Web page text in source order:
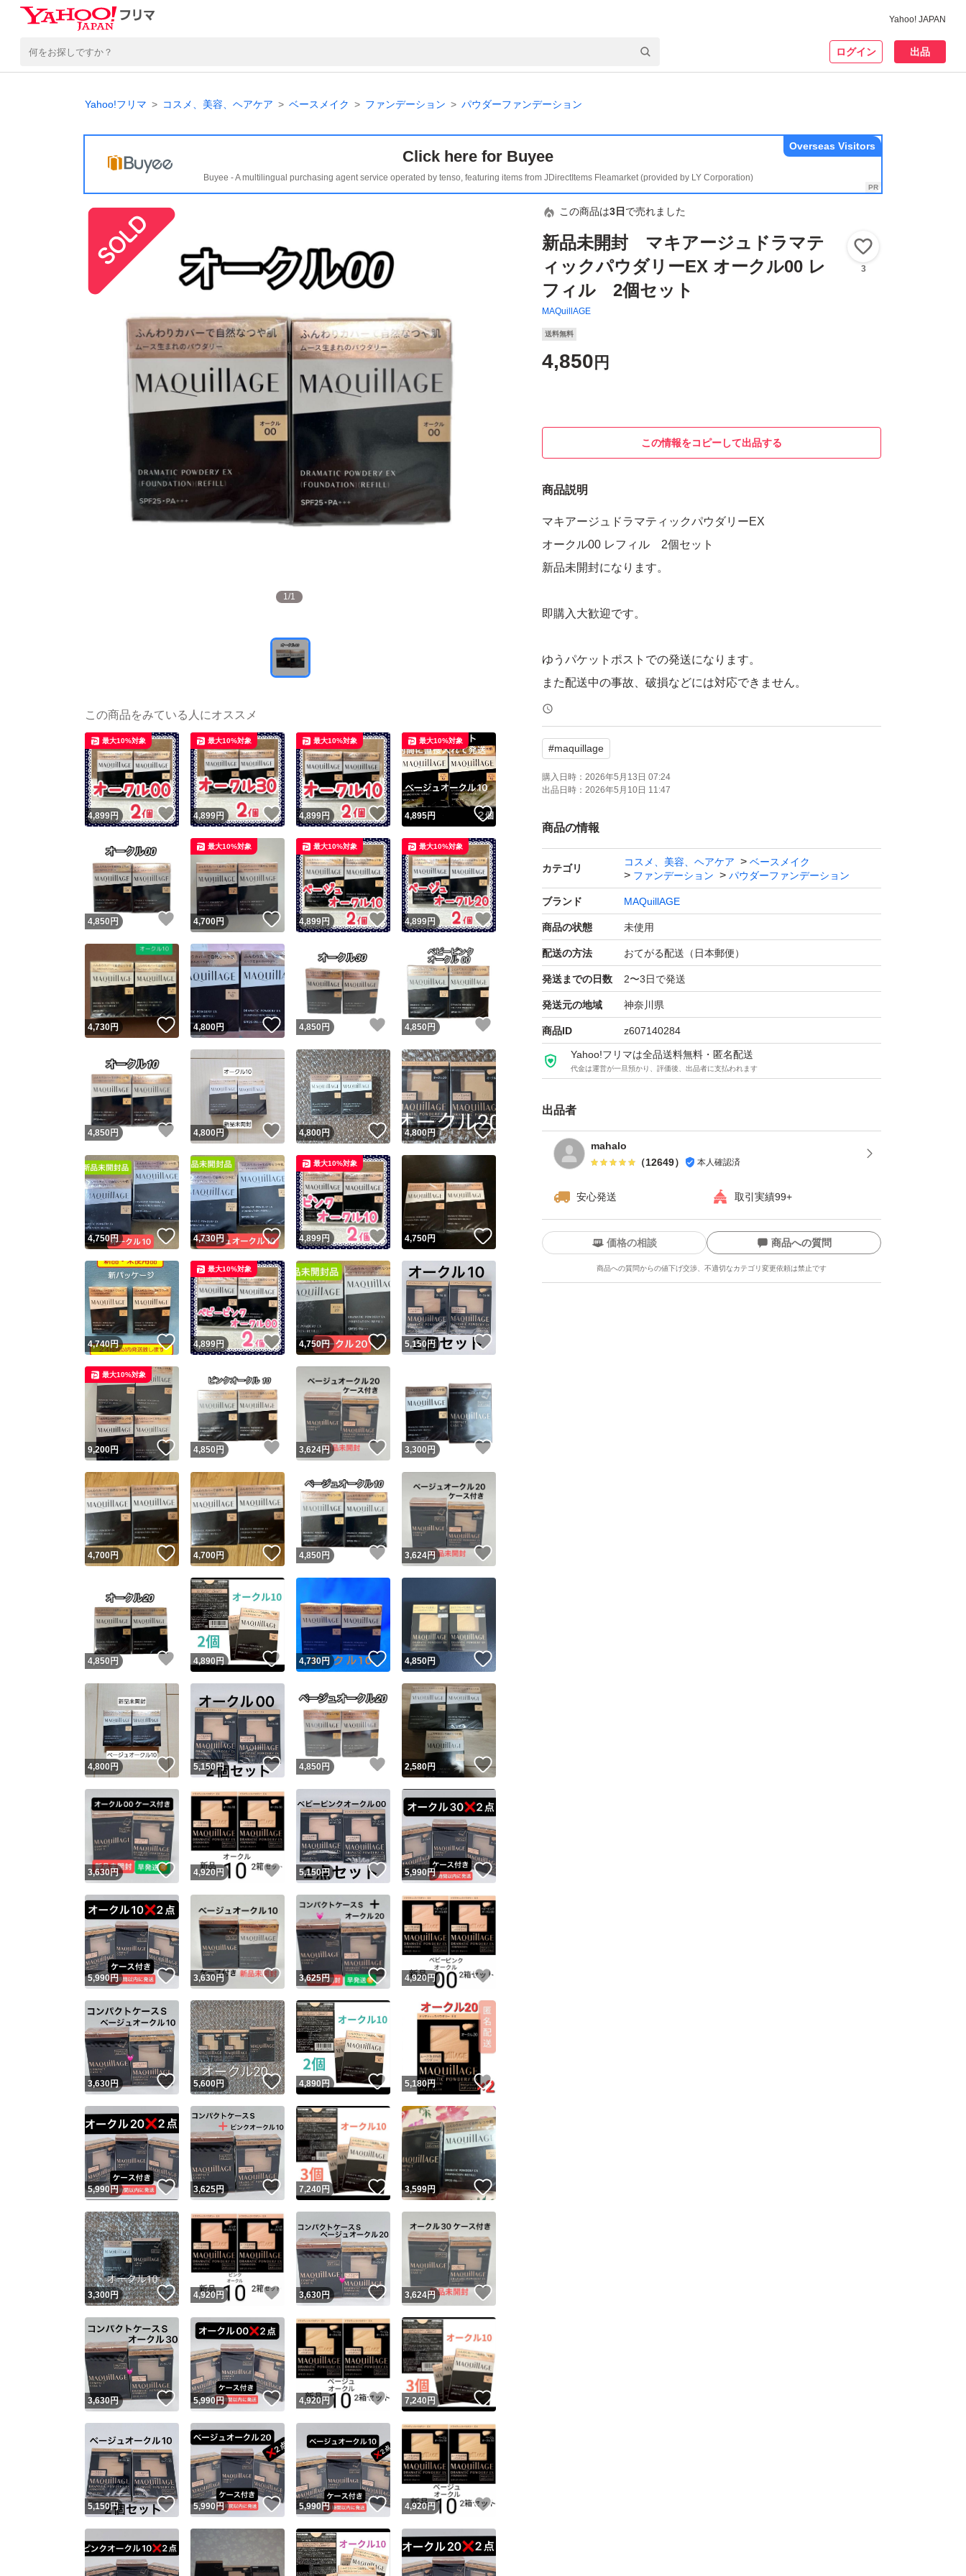
Yahoo! JAPAN
ログイン 出品
Yahoo!フリマ コスメ、美容、ヘアケア ベースメイク ファンデーション パウダーファンデーション
Click here for Buyee
Buyee - A multilingual purchasing agent service operated by tenso, featuring items from JDirectItems Fleamarket (provided by LY Corporation)
Overseas Visitors
1/1
この商品は3日 で売れました
新品未開封 マキアージュドラマテ
ィックパウダリーEX オークル00 レ
フィル 2個セット
MAQuillAGE
3
送料無料
4,850 円
この情報をコピーして出品する
商品説明
マキアージュドラマティックパウダリーEX
オークル00 レフィル 2個セット
新品未開封になります。
即購入大歓迎です。
ゆうパケットポストでの発送になります。
また配送中の事故、破損などには対応できません。
ご理解・ご了承よろしくお願い致します。
こちらの商品はお値下げ不可になります。
宜しくお願いいたします。
マキアージュ ドラマティックパウダリー EX オークル00 レフィル
#maquillage
購入日時： 2026年5月13日 07:24
出品日時： 2026年5月10日 11:47
商品の情報
カテゴリ
コスメ、美容、ヘアケア
ベースメイク
ファンデーション
パウダーファンデーション
ブランド MAQuillAGE
商品の状態 未使用
配送の方法 おてがる配送（日本郵便）
発送までの日数 2〜3日で発送
発送元の地域 神奈川県
商品ID z607140284
Yahoo!フリマは全品送料無料・匿名配送
代金は運営が一旦預かり、評価後、出品者に支払われます
出品者
mahalo
（12649） 本人確認済
安心発送 取引実績99+
ユーザーの実績について
Yahoo!フリマが定めた一定の基準を満たしたユーザーにバッジを付与しています
安心取引出品者
安心取引出品者 Yahoo!フリマの基準をクリアした安心・安全なユーザーです
取引実績
取引実績◯+ このユーザーはYahoo!フリマの取引を完了させた実績があります
他フリマ実績◯+ このユーザーは他フリマサービスでの取引実績があります
スピード&安心発送
※このバッジは実績に基づく表示であり、発送を保証しているものではありません
スピード＆安心発送
このユーザーは高頻度で24時間以内＆設定した発送日数内に発送してい
スピード発送 このユーザーは高頻度で24時間以内に発送しています
安心発送 このユーザーは設定した発送日数内に発送しています
価格の相談 商品への質問
商品への質問からの値下げ交渉、不適切なカテゴリ変更依頼は禁止です
この商品の情報をコピーします
商品画像の 無断転載は禁止されています
コピーは
出品ページへ
キャンセル
この商品をみている人にオススメ
4,899円 いいね！
最大10%対象
4,899円 いいね！
最大10%対象
4,899円 いいね！
最大10%対象
4,895円 いいね！
最大10%対象
4,850 円 いいね！
4,700円 いいね！
最大10%対象
4,899円 いいね！
最大10%対象
4,899円 いいね！
最大10%対象
4,730円 いいね！
4,800円 いいね！
4,850 円 いいね！
4,850 円
4,850 円 いいね！
4,800円 いいね！
4,800円 いいね！
4,800円 いいね！
4,750円 いいね！
4,730円 いいね！
4,899円 いいね！
最大10%対象
4,750円
4,740円 いいね！
4,899円 いいね！
最大10%対象
4,750円 いいね！
5,150円
9,200円 いいね！
最大10%対象
4,850 円 いいね！
3,624円 いいね！
3,300 円
4,700円 いいね！
4,700円 いいね！
4,850 円 いいね！
3,624円
4,850 円 いいね！
4,890 円 いいね！
4,730円 いいね！
4,850円 いいね！
4,800円 いいね！
5,150円 いいね！
4,850 円 いいね！
2,580円 いいね！
3,630円 いいね！
4,920円 いいね！
5,150円 いいね！
5,990円 いいね！
5,990円 いいね！
3,630円 いいね！
3,625円 いいね！
4,920円 いいね！
3,630円 いいね！
5,600円 いいね！
4,890 円 いいね！
5,180円 いいね！
5,990円 いいね！
3,625円 いいね！
7,240 円 いいね！
3,599円 いいね！
3,300円 いいね！
4,920円 いいね！
3,630円 いいね！
3,624円
3,630円 いいね！
5,990円 いいね！
4,920円 いいね！
7,240 円
5,150円 いいね！
5,990円 いいね！
5,990円 いいね！
4,920円 いいね！